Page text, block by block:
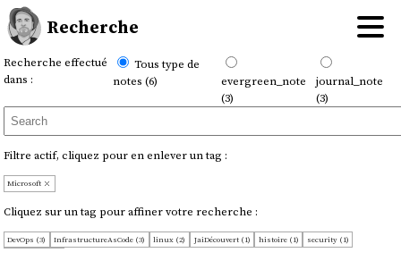
Recherche
Recherche effectué
dans :
Tous type de
notes (6)
evergreen_note
(3)
journal_note
(3)
Filtre actif, cliquez pour en enlever un tag :
Microsoft
Cliquez sur un tag pour affiner votre recherche :
DevOps (3) InfrastructureAsCode (3) linux (2) JaiDécouvert (1) histoire (1)
security (1)